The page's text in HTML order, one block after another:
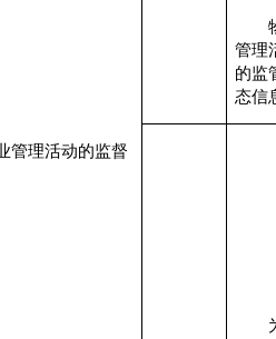
管理活动的监督
管理
的监
态信